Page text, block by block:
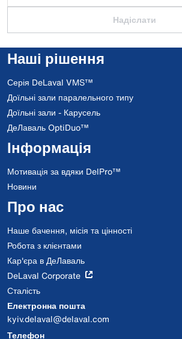
Надіслати
Наші рішення
Серія DeLaval VMS™
Доїльні зали паралельного типу
Доїльні зали - Карусель
ДеЛаваль OptiDuo™
Інформація
Мотивація за вдяки DelPro™
Новини
Про нас
Наше бачення, місія та цінності
Робота з клієнтами
Кар'єра в ДеЛаваль
DeLaval Corporate
Сталість
Електронна пошта
kyiv.delaval@delaval.com
Телефон